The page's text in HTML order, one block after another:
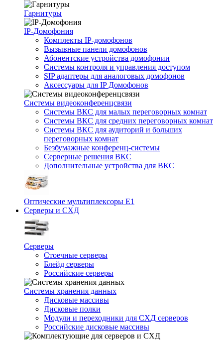
Гарнитуры
IP-Домофония
Комплекты IP-домофонов
Вызывные панели домофонов
Абонентские устройства домофонии
Системы контроля и управления доступом
SIP адаптеры для аналоговых домофонов
Аксессуары для IP Домофонов
Системы видеоконференцсвязи
Системы ВКС для малых переговорных комнат
Системы ВКС для средних переговорных комнат
Системы ВКС для аудиторий и больших
переговорных комнат
Безбумажные конференц-системы
Серверные решения ВКС
Дополнительные устройства для ВКС
Оптические мультиплексоры Е1
Серверы и СХД
Серверы
Стоечные серверы
Блейд серверы
Российские серверы
Системы хранения данных
Дисковые массивы
Дисковые полки
Модули и переходники для СХД серверов
Российские дисковые массивы